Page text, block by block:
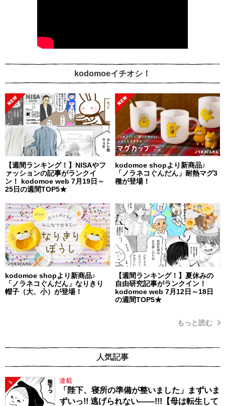
kodomoeイチオシ！
【週間ランキング！】NISAやフ
ァッションの記事がランクイ
ン！ kodomoe web 7月19日～
25日の週間TOP5★
kodomoe shopより新商品♪
「ノラネコぐんだん」耐熱マグ3
種が登場！
kodomoe shopより新商品♪
「ノラネコぐんだん」なりきり
帽子（大、小）が登場！
【週間ランキング！】夏休みの
自由研究記事がランクイン！
kodomoe web 7月12日～18日
の週間TOP5★
もっと読む
人気記事
1 連載
「陛下、寝所の準備が整いました」まずいま
ずいっ!! 逃げられない――!!!【母は転生して